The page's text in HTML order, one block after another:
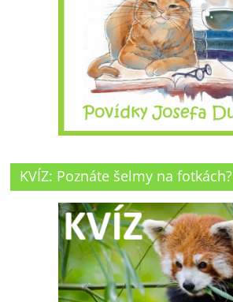
KVÍZ: Poznáte šelmy na fotkách?